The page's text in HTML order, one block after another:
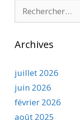
Archives
juillet 2026
juin 2026
février 2026
août 2025